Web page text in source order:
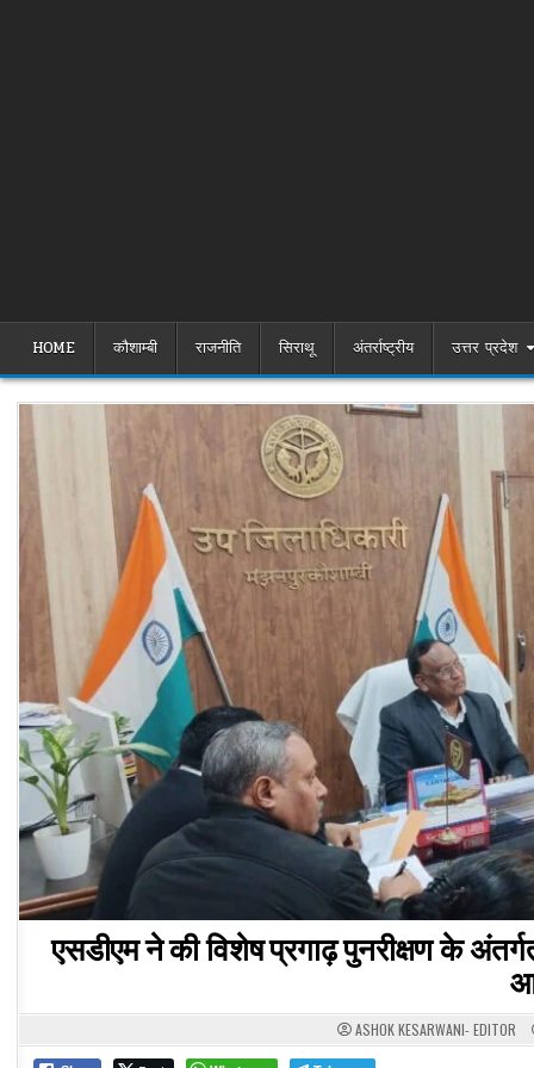
HOME कौशाम्बी राजनीति सिराथू अंतर्राष्ट्रीय उत्तर प्रदेश
एसडीएम ने की विशेष प्रगाढ़ पुनरीक्षण के
ASHOK KESARWANI- EDITOR